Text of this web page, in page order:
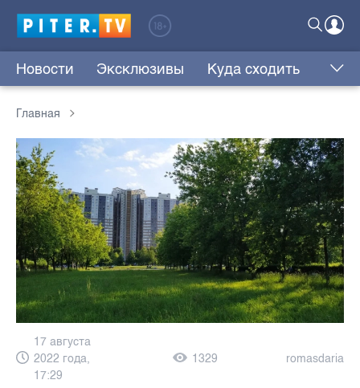
Новости Эксклюзивы Куда сходить
Главная
17 августа
2022 года,
17:29
1329 romasdaria